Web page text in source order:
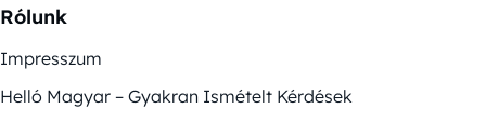
Rólunk
Impresszum
Helló Magyar – Gyakran Ismételt Kérdések